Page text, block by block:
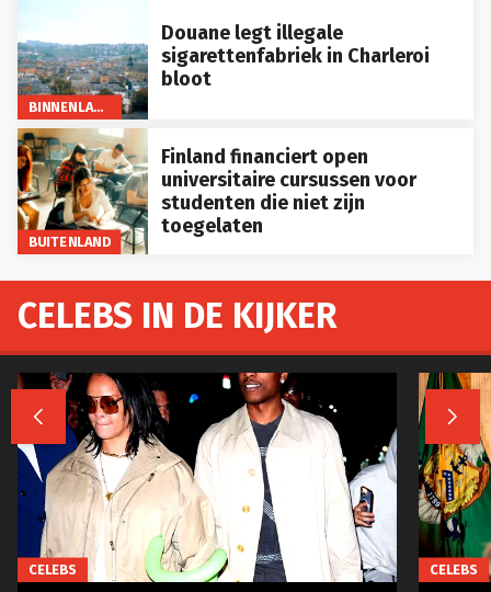
BINNENLAND
Douane legt illegale
sigarettenfabriek in Charleroi
bloot
BUITENLAND
Finland financiert open
universitaire cursussen voor
studenten die niet zijn
toegelaten
CELEBS IN DE KIJKER
 
CELEBS CELEBS